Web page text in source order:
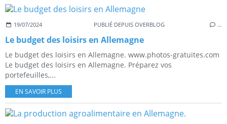
19/07/2024 PUBLIÉ DEPUIS OVERBLOG …
Le budget des loisirs en Allemagne
Le budget des loisirs en Allemagne. www.photos-gratuites.com
Le budget des loisirs en Allemagne. Préparez vos
portefeuilles,...
EN SAVOIR PLUS